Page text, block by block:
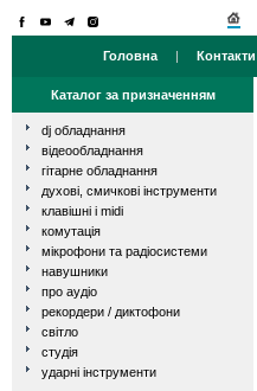
Головна | Контакти
Каталог за призначенням
dj обладнання
відеообладнання
гітарне обладнання
духові, смичкові інструменти
клавішні і midi
комутація
мікрофони та радіосистеми
навушники
про аудіо
рекордери / диктофони
світло
студія
ударні інструменти